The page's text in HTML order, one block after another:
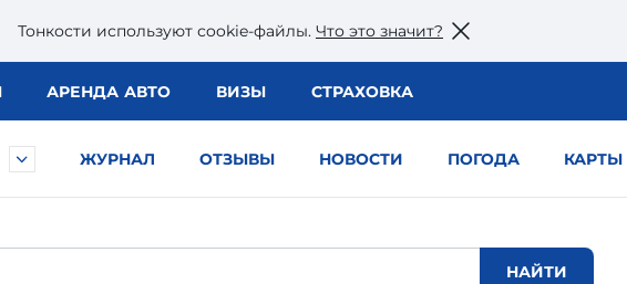
Тонкости используют сookie-файлы. Что это значит?
АРЕНДА АВТО ВИЗЫ СТРАХОВКА
ЖУРНАЛ ОТЗЫВЫ НОВОСТИ ПОГОДА КАРТЫ